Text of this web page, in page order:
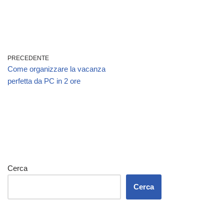
PRECEDENTE
Come organizzare la vacanza
perfetta da PC in 2 ore
Cerca
Cerca